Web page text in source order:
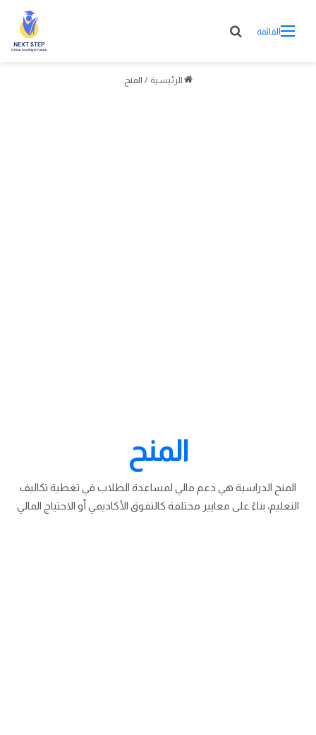
القائمة
الرئيسية / المنح
المنح
المنح الدراسية هي دعم مالي لمساعدة الطلاب في تغطية تكاليف
التعليم، بناءً على معايير مختلفة كالتفوق الأكاديمي أو الاحتياج المالي